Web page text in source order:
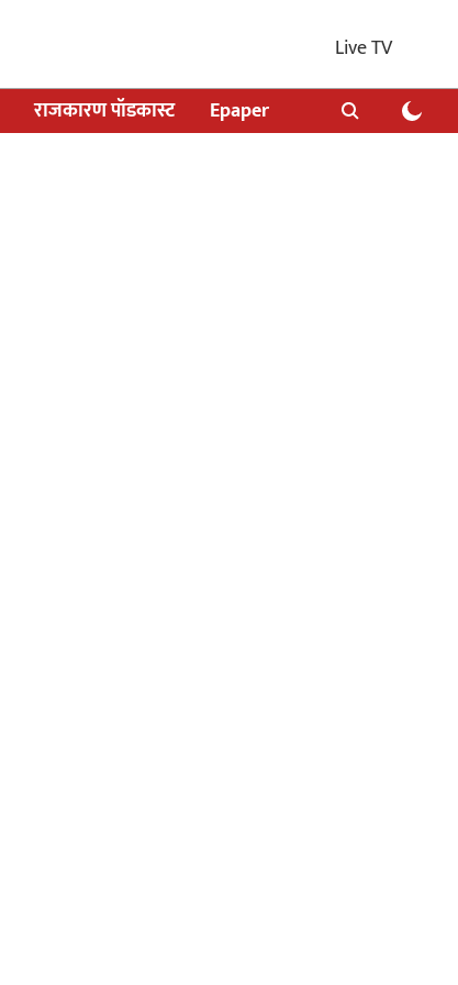
Live TV
राजकारण पॉडकास्ट Epaper